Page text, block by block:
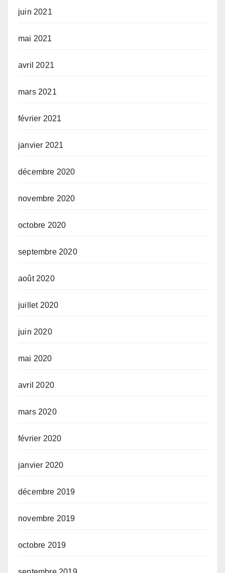
juin 2021
mai 2021
avril 2021
mars 2021
février 2021
janvier 2021
décembre 2020
novembre 2020
octobre 2020
septembre 2020
août 2020
juillet 2020
juin 2020
mai 2020
avril 2020
mars 2020
février 2020
janvier 2020
décembre 2019
novembre 2019
octobre 2019